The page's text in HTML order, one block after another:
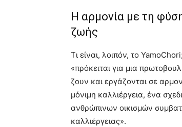
Η αρμονία με τη
ζωής
Τι είναι, λοιπόν, το
«πρόκειται για μια
ζουν και εργάζονται σε
μόνιμη καλλιέργεια, ένα
ανθρώπινων οικισμών
καλλιέργειας».